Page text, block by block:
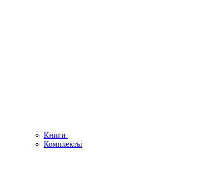
Книги
Комплекты